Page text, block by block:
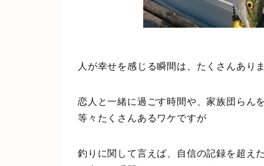
人が幸せを感じる瞬間は、たくさんあり
恋人と一緒に過ごす時間や、家族団らん
等々たくさんあるワケですが
釣りに関して言えば、
自信の記録を超え